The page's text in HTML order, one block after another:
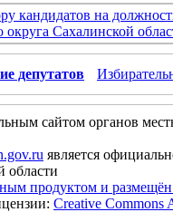
кандидатов на
Сахалинской
депутатов
сайтом органов
является
области
продуктом и
Creative Commons